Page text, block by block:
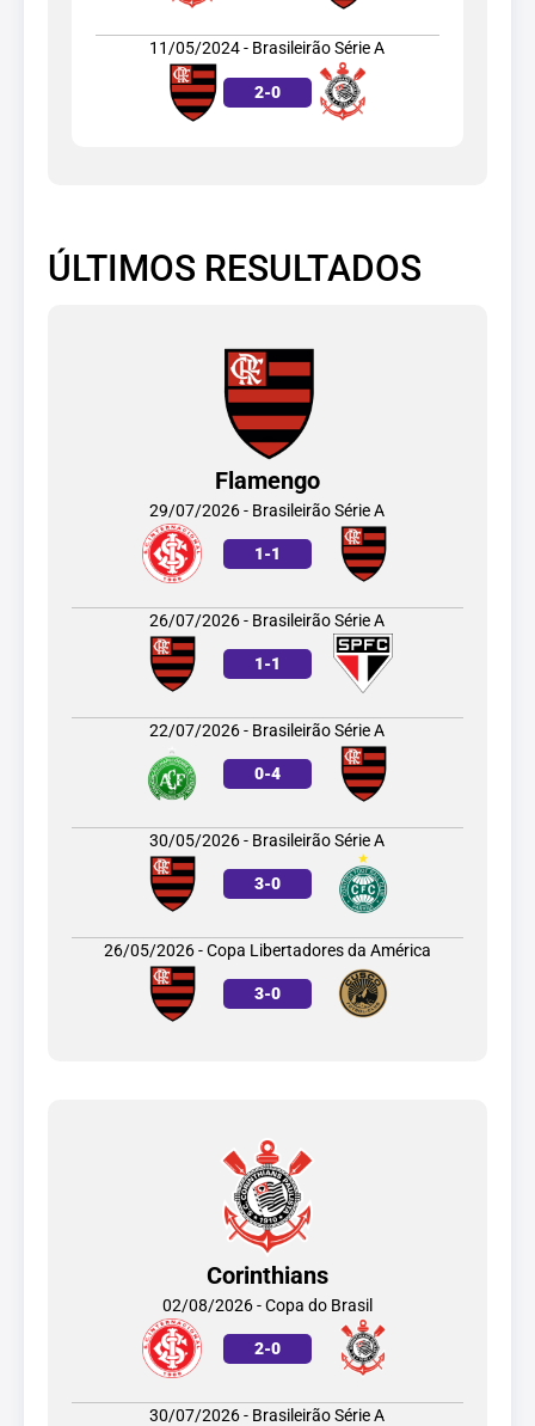
11/05/2024 - Brasileirão Série A
2-0
ÚLTIMOS RESULTADOS
Flamengo
29/07/2026 - Brasileirão Série A
1-1
26/07/2026 - Brasileirão Série A
1-1
22/07/2026 - Brasileirão Série A
0-4
30/05/2026 - Brasileirão Série A
3-0
26/05/2026 - Copa Libertadores da América
3-0
Corinthians
02/08/2026 - Copa do Brasil
2-0
30/07/2026 - Brasileirão Série A